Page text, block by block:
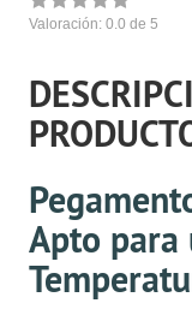
Valoración: 0.0 de 5
Apto para